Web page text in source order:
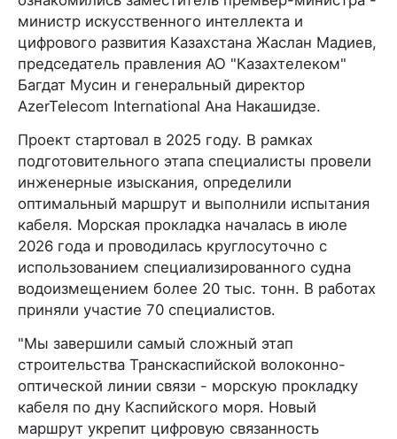
министр искусственного интеллекта и
цифрового развития Казахстана Жаслан Мадиев,
председатель правления АО "Казахтелеком"
Багдат Мусин и генеральный директор
AzerTelecom International Ана Накашидзе.
Проект стартовал в 2025 году. В рамках
подготовительного этапа специалисты провели
инженерные изыскания, определили
оптимальный маршрут и выполнили испытания
кабеля. Морская прокладка началась в июле
2026 года и проводилась круглосуточно с
использованием специализированного судна
водоизмещением более 20 тыс. тонн. В работах
приняли участие 70 специалистов.
"Мы завершили самый сложный этап
строительства Транскаспийской волоконно-
оптической линии связи - морскую прокладку
кабеля по дну Каспийского моря. Новый
маршрут укрепит цифровую связанность